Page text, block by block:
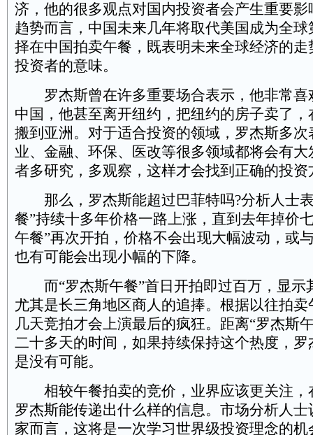
济，他的很多观点对国内投资者会产生重要
趋势而言，中国未来几年将取代美国成为全
择在中国拍卖午餐，既表明未来全球经济的
投资者的意味。
罗杰斯曾在许多重要场合表示，他非常喜
中国，他甚至离开纽约，把纽约的房子卖了，
搬到亚洲。对于适合投资的领域，罗杰斯多
业、金融、环保、医改等很多领域都将会有
者多研究，多观察，这样才会找到正确的投资
那么，罗杰斯能超过巴菲特吗?分析人士
餐”持续十多年价格一路上涨，直到去年掉价
午餐”再次开拍，价格不会出现大幅波动，或
也有可能会出现小幅的下降。
而“罗杰斯午餐”首日开拍即过百万，显示
尤其是长三角地区商人的追捧。根据以往拍
几天竞拍才会上演最后的疯狂。距离“罗杰斯
二十多天的时间，如果持续保持这个热度，
是没有可能。
相较午餐拍卖的竞价，业界应该更关注，
罗杰斯能传递出什么样的信息。市场分析人
家而言，这将是一次学习世界级投资理念的